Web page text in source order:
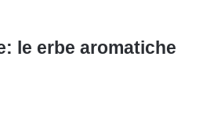
le erbe aromatiche